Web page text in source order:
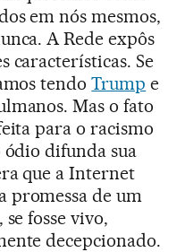
em nós mesmos,
A Rede expôs
características. Se
tendoTrump e
Mas o fato
para o racismo
difunda sua
que a Internet
promessa de um
fosse vivo,
decepcionado.